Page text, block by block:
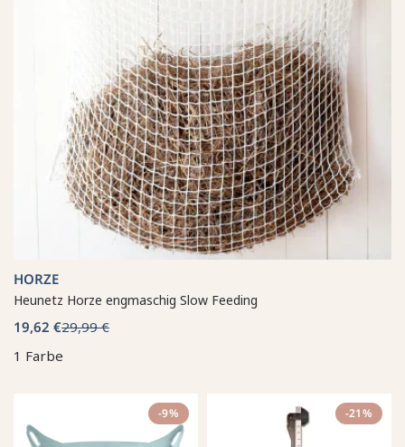
HORZE
Heunetz Horze engmaschig Slow Feeding
19,62 €29,99 €
1 Farbe
-9% -21%